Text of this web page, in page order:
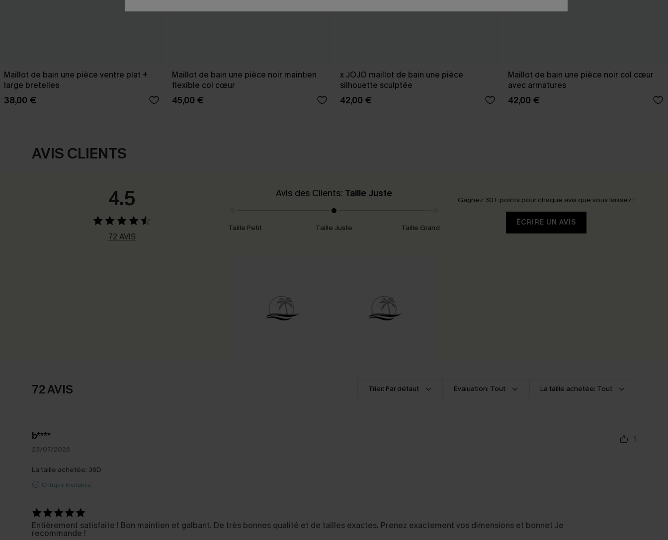
Maillot de bain une pièce ventre plat +
large bretelles
38,00 €
Maillot de bain une pièce noir maintien
flexible col cœur
45,00 €
x JOJO maillot de bain une pièce
silhouette sculptée
42,00 €
Maillot de bain une pièce noir col cœur
avec armatures
42,00 €
AVIS CLIENTS
4.5
72 AVIS
Avis des Clients: Taille Juste
Taille Petit Taille Juste Taille Grand
Gagnez 30+ points pour chaque avis que vous laissez !
ÉCRIRE UN AVIS
72 AVIS Trier: Par défaut Évaluation: Tout La taille achetée: Tout
b****
23/07/2026
La taille achetée: 36D
Critique Incitative
1
Entièrement satisfaite ! Bon maintien et galbant. De très bonnes qualité et de tailles exactes. Prenez exactement vos dimensions et bonnet Je
recommande !